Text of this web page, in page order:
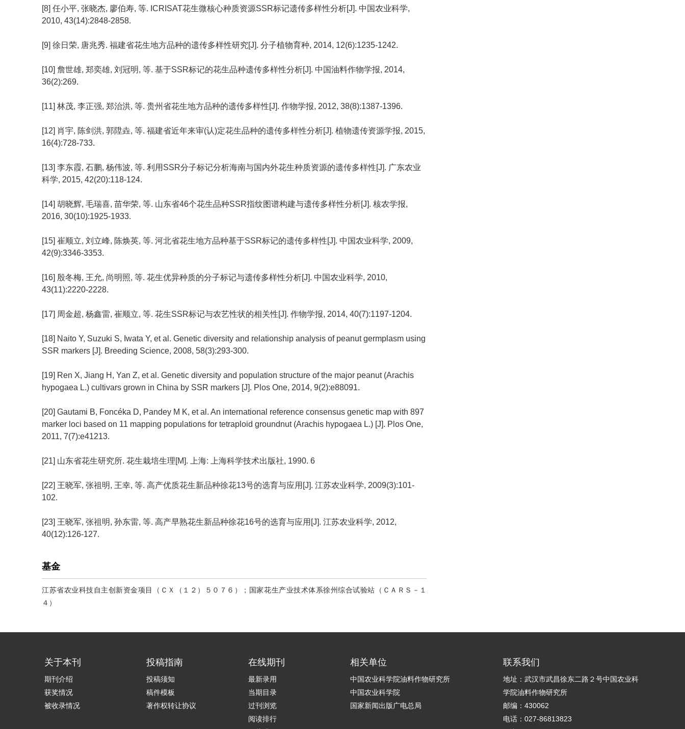
[8] 任小平, 张晓杰, 廖伯寿, 等. ICRISAT花生微核心种质资源SSR标记遗传多样性分析[J]. 中国农业科学,
2010, 43(14):2848-2858.
[9] 徐日荣, 唐兆秀. 福建省花生地方品种的遗传多样性研究[J]. 分子植物育种, 2014, 12(6):1235-1242.
[10] 詹世雄, 郑奕雄, 刘冠明, 等. 基于SSR标记的花生品种遗传多样性分析[J]. 中国油料作物学报, 2014,
36(2):269.
[11] 林茂, 李正强, 郑治洪, 等. 贵州省花生地方品种的遗传多样性[J]. 作物学报, 2012, 38(8):1387-1396.
[12] 肖宇, 陈剑洪, 郭陞垚, 等. 福建省近年来审(认)定花生品种的遗传多样性分析[J]. 植物遗传资源学报, 2015,
16(4):728-733.
[13] 李东霞, 石鹏, 杨伟波, 等. 利用SSR分子标记分析海南与国内外花生种质资源的遗传多样性[J]. 广东农业
科学, 2015, 42(20):118-124.
[14] 胡晓辉, 毛瑞喜, 苗华荣, 等. 山东省46个花生品种SSR指纹图谱构建与遗传多样性分析[J]. 核农学报,
2016, 30(10):1925-1933.
[15] 崔顺立, 刘立峰, 陈焕英, 等. 河北省花生地方品种基于SSR标记的遗传多样性[J]. 中国农业科学, 2009,
42(9):3346-3353.
[16] 殷冬梅, 王允, 尚明照, 等. 花生优异种质的分子标记与遗传多样性分析[J]. 中国农业科学, 2010,
43(11):2220-2228.
[17] 周金超, 杨鑫雷, 崔顺立, 等. 花生SSR标记与农艺性状的相关性[J]. 作物学报, 2014, 40(7):1197-1204.
[18] Naito Y, Suzuki S, Iwata Y, et al. Genetic diversity and relationship analysis of peanut germplasm using
SSR markers [J]. Breeding Science, 2008, 58(3):293-300.
[19] Ren X, Jiang H, Yan Z, et al. Genetic diversity and population structure of the major peanut (Arachis
hypogaea L.) cultivars grown in China by SSR markers [J]. Plos One, 2014, 9(2):e88091.
[20] Gautami B, Foncéka D, Pandey M K, et al. An international reference consensus genetic map with 897
marker loci based on 11 mapping populations for tetraploid groundnut (Arachis hypogaea L.) [J]. Plos One,
2011, 7(7):e41213.
[21] 山东省花生研究所. 花生栽培生理[M]. 上海: 上海科学技术出版社, 1990. 6
[22] 王晓军, 张祖明, 王幸, 等. 高产优质花生新品种徐花13号的选育与应用[J]. 江苏农业科学, 2009(3):101-
102.
[23] 王晓军, 张祖明, 孙东雷, 等. 高产早熟花生新品种徐花16号的选育与应用[J]. 江苏农业科学, 2012,
40(12):126-127.
基金
江苏省农业科技自主创新资金项目（ＣＸ（１２）５０７６）；国家花生产业技术体系徐州综合试验站（ＣＡＲＳ－１
４）
关于本刊
期刊介绍
获奖情况
被收录情况
投稿指南
投稿须知
稿件模板
著作权转让协议
在线期刊
最新录用
当期目录
过刊浏览
阅读排行
相关单位
中国农业科学院油料作物研究所
中国农业科学院
国家新闻出版广电总局
联系我们
地址：武汉市武昌徐东二路２号中国农业科
学院油料作物研究所
邮编：430062
电话：027-86813823